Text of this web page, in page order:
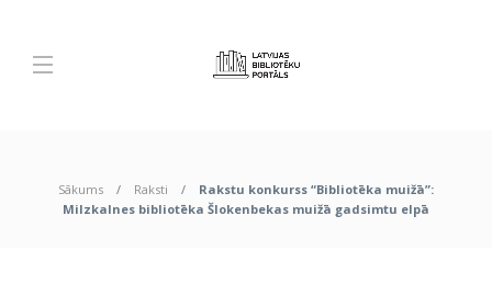
Sākums Raksti
Rakstu konkurss “Bibliotēka muižā”:
Milzkalnes bibliotēka Šlokenbekas muižā gadsimtu elpā